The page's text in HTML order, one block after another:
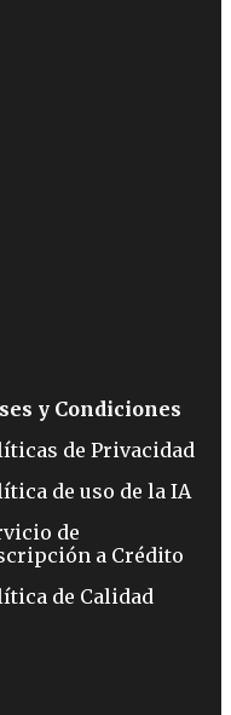
y Condiciones
de Privacidad
de uso de la IA
de
a Crédito
de Calidad